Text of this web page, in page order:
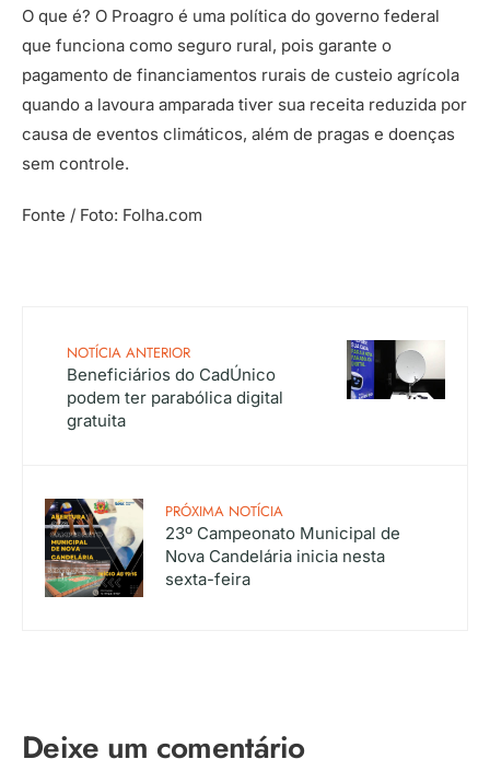
O que é? O Proagro é uma política do governo federal
que funciona como seguro rural, pois garante o
pagamento de financiamentos rurais de custeio agrícola
quando a lavoura amparada tiver sua receita reduzida por
causa de eventos climáticos, além de pragas e doenças
sem controle.
Fonte / Foto: Folha.com
NOTÍCIA ANTERIOR
Beneficiários do CadÚnico
podem ter parabólica digital
gratuita
PRÓXIMA NOTÍCIA
23º Campeonato Municipal de
Nova Candelária inicia nesta
sexta-feira
Deixe um comentário